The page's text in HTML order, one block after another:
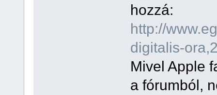
hozzá:
http://
digitalis-
Mivel Apple
a fórumból,